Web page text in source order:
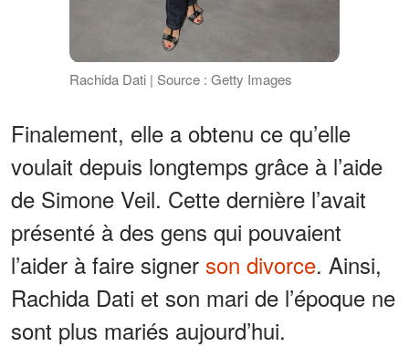
Rachida Dati | Source : Getty Images
Finalement, elle a obtenu ce qu’elle
voulait depuis longtemps grâce à l’aide
de Simone Veil. Cette dernière l’avait
présenté à des gens qui pouvaient
l’aider à faire signer son divorce. Ainsi,
Rachida Dati et son mari de l’époque ne
sont plus mariés aujourd’hui.